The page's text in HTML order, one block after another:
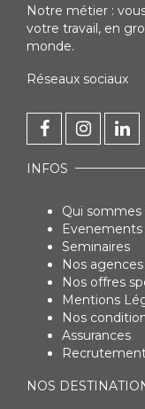
Notre métier :
votre travail, en
monde.
Réseaux sociaux
INFOS
Qui sommes
Seminaires
Nos agences
Nos offres
Mentions
Nos
Assurances
NOS